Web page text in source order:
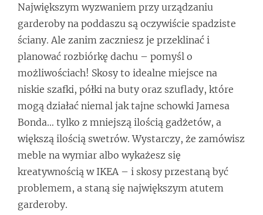
Największym wyzwaniem przy urządzaniu
garderoby na poddaszu są oczywiście spadziste
ściany. Ale zanim zaczniesz je przeklinać i
planować rozbiórkę dachu – pomyśl o
możliwościach! Skosy to idealne miejsce na
niskie szafki, półki na buty oraz szuflady, które
mogą działać niemal jak tajne schowki Jamesa
Bonda… tylko z mniejszą ilością gadżetów, a
większą ilością swetrów. Wystarczy, że zamówisz
meble na wymiar albo wykażesz się
kreatywnością w IKEA – i skosy przestaną być
problemem, a staną się największym atutem
garderoby.